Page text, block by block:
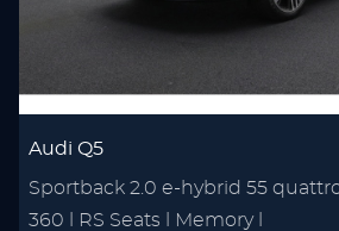
Audi Q5
Sportback 2.0 e-hybrid 55 quattro
360 l RS Seats l Memory l